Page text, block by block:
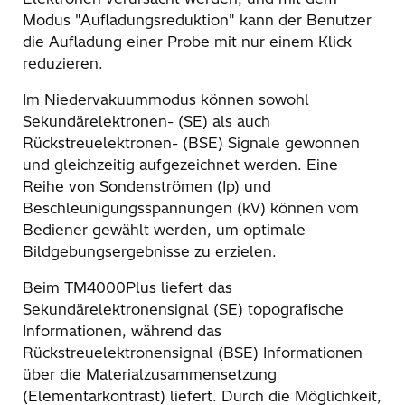
Modus "Aufladungsreduktion" kann der Benutzer
die Aufladung einer Probe mit nur einem Klick
reduzieren.
Im Niedervakuummodus können sowohl
Sekundärelektronen- (SE) als auch
Rückstreuelektronen- (BSE) Signale gewonnen
und gleichzeitig aufgezeichnet werden. Eine
Reihe von Sondenströmen (Ip) und
Beschleunigungsspannungen (kV) können vom
Bediener gewählt werden, um optimale
Bildgebungsergebnisse zu erzielen.
Beim TM4000Plus liefert das
Sekundärelektronensignal (SE) topografische
Informationen, während das
Rückstreuelektronensignal (BSE) Informationen
über die Materialzusammensetzung
(Elementarkontrast) liefert. Durch die Möglichkeit,